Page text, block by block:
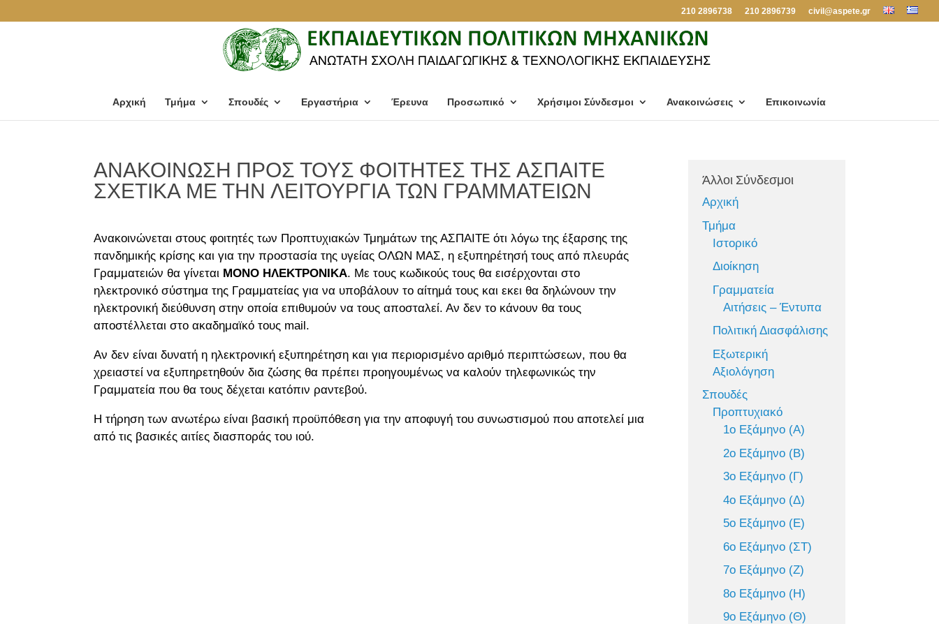
210 2896738 210 2896739 civil@aspete.gr
Αρχική Τμήμα Σπουδές Εργαστήρια Έρευνα Προσωπικό Χρήσιμοι Σύνδεσμοι Ανακοινώσεις Επικοινωνία
ΑΝΑΚΟΙΝΩΣΗ ΠΡΟΣ ΤΟΥΣ ΦΟΙΤΗΤΕΣ ΤΗΣ ΑΣΠΑΙΤΕ
ΣΧΕΤΙΚΑ ΜΕ ΤΗΝ ΛΕΙΤΟΥΡΓΙΑ ΤΩΝ ΓΡΑΜΜΑΤΕΙΩΝ
Ανακοινώνεται στους φοιτητές των Προπτυχιακών Τμημάτων της ΑΣΠΑΙΤΕ ότι λόγω της έξαρσης της
πανδημικής κρίσης και για την προστασία της υγείας ΟΛΩΝ ΜΑΣ, η εξυπηρέτησή τους από πλευράς
Γραμματειών θα γίνεται ΜΟΝΟ ΗΛΕΚΤΡΟΝΙΚΑ. Με τους κωδικούς τους θα εισέρχονται στο
ηλεκτρονικό σύστημα της Γραμματείας για να υποβάλουν το αίτημά τους και εκει θα δηλώνουν την
ηλεκτρονική διεύθυνση στην οποία επιθυμούν να τους αποσταλεί. Αν δεν το κάνουν θα τους
αποστέλλεται στο ακαδημαϊκό τους mail.
Αν δεν είναι δυνατή η ηλεκτρονική εξυπηρέτηση και για περιορισμένο αριθμό περιπτώσεων, που θα
χρειαστεί να εξυπηρετηθούν δια ζώσης θα πρέπει προηγουμένως να καλούν τηλεφωνικώς την
Γραμματεία που θα τους δέχεται κατόπιν ραντεβού.
Η τήρηση των ανωτέρω είναι βασική προϋπόθεση για την αποφυγή του συνωστισμού που αποτελεί μια
από τις βασικές αιτίες διασποράς του ιού.
Άλλοι Σύνδεσμοι
Αρχική
Τμήμα
Ιστορικό
Διοίκηση
Γραμματεία
Αιτήσεις – Έντυπα
Πολιτική Διασφάλισης
Εξωτερική
Αξιολόγηση
Σπουδές
Προπτυχιακό
1ο Εξάμηνο (Α)
2ο Εξάμηνο (Β)
3ο Εξάμηνο (Γ)
4ο Εξάμηνο (Δ)
5ο Εξάμηνο (Ε)
6ο Εξάμηνο (ΣΤ)
7ο Εξάμηνο (Ζ)
8ο Εξάμηνο (Η)
9ο Εξάμηνο (Θ)